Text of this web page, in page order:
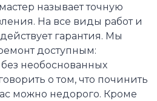
называет точную
На все виды работ и
гарантия. Мы
доступным:
необоснованных
о том, что починить
можно недорого. Кроме